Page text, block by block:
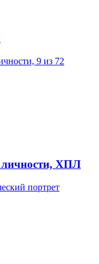
9 из 72
личности, ХПЛ
портрет